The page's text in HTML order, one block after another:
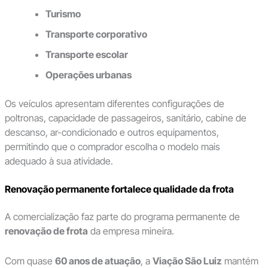
Turismo
Transporte corporativo
Transporte escolar
Operações urbanas
Os veículos apresentam diferentes configurações de
poltronas, capacidade de passageiros, sanitário, cabine de
descanso, ar-condicionado e outros equipamentos,
permitindo que o comprador escolha o modelo mais
adequado à sua atividade.
Renovação permanente fortalece qualidade da frota
A comercialização faz parte do programa permanente de
renovação de frota da empresa mineira.
Com quase 60 anos de atuação, a Viação São Luiz mantém